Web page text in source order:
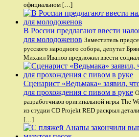
официальном […]
В России предлагают ввести
для молодоженов Заместитель
русского народного собора, депутат
Михаил Иванов предложил ввести
Сценарист «Ведьмака» заявил,
для прохождения с пивом в руке
разработчиков оригинальной игры The
из студии CD Projekt RED раскрыл
[…]